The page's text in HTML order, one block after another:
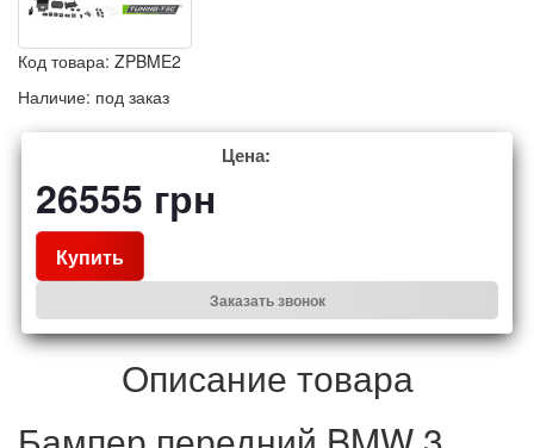
Код товара: ZPBME2
Наличие: под заказ
Цена:
26555 грн
Купить
Заказать звонок
Описание товара